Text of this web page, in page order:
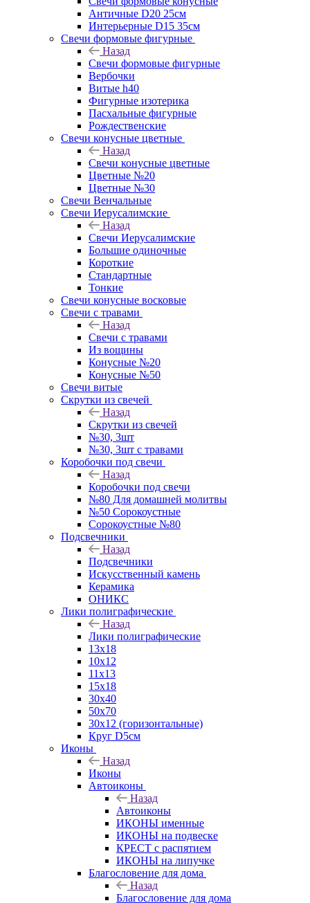
Античные D20 25см
Интерьерные D15 35см
Свечи формовые фигурные
Назад
Свечи формовые фигурные
Вербочки
Витые h40
Фигурные изотерика
Пасхальные фигурные
Рождественские
Свечи конусные цветные
Назад
Свечи конусные цветные
Цветные №20
Цветные №30
Свечи Венчальные
Свечи Иерусалимские
Назад
Свечи Иерусалимские
Большие одиночные
Короткие
Стандартные
Тонкие
Свечи конусные восковые
Свечи с травами
Назад
Свечи с травами
Из вощины
Конусные №20
Конусные №50
Свечи витые
Скрутки из свечей
Назад
Скрутки из свечей
№30, 3шт
№30, 3шт с травами
Коробочки под свечи
Назад
Коробочки под свечи
№80 Для домашней молитвы
№50 Сорокоустные
Сорокоустные №80
Подсвечники
Назад
Подсвечники
Искусственный камень
Керамика
ОНИКС
Лики полиграфические
Назад
Лики полиграфические
13x18
10x12
11х13
15х18
30x40
50x70
30x12 (горизонтальные)
Круг D5см
Иконы
Назад
Иконы
Автоиконы
Назад
Автоиконы
ИКОНЫ именные
ИКОНЫ на подвеске
КРЕСТ с распятием
ИКОНЫ на липучке
Благословение для дома
Назад
Благословение для дома